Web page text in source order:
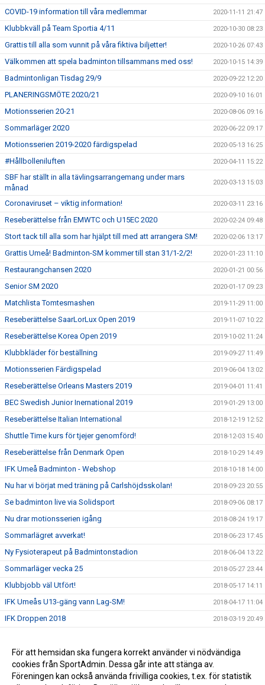
COVID-19 information till våra medlemmar 2020-11-11 21:47
Klubbkväll på Team Sportia 4/11 2020-10-30 08:23
Grattis till alla som vunnit på våra fiktiva biljetter! 2020-10-26 07:43
Välkommen att spela badminton tillsammans med oss! 2020-10-15 14:39
Badmintonligan Tisdag 29/9 2020-09-22 12:20
PLANERINGSMÖTE 2020/21 2020-09-10 16:01
Motionsserien 20-21 2020-08-06 09:16
Sommarläger 2020 2020-06-22 09:17
Motionsserien 2019-2020 färdigspelad 2020-05-13 16:25
#Hållbolleniluften 2020-04-11 15:22
SBF har ställt in alla tävlingsarrangemang under mars
månad
2020-03-13 15:03
Coronaviruset – viktig information! 2020-03-11 23:16
Reseberättelse från EMWTC och U15EC 2020 2020-02-24 09:48
Stort tack till alla som har hjälpt till med att arrangera SM! 2020-02-06 13:17
Grattis Umeå! Badminton-SM kommer till stan 31/1-2/2! 2020-01-23 11:10
Restaurangchansen 2020 2020-01-21 00:56
Senior SM 2020 2020-01-17 09:23
Matchlista Tomtesmashen 2019-11-29 11:00
Reseberättelse SaarLorLux Open 2019 2019-11-07 10:22
Reseberättelse Korea Open 2019 2019-10-02 11:24
Klubbkläder för beställning 2019-09-27 11:49
Motionsserien Färdigspelad 2019-06-04 13:02
Reseberättelse Orleans Masters 2019 2019-04-01 11:41
BEC Swedish Junior Inernational 2019 2019-01-29 13:00
Reseberättelse Italian International 2018-12-19 12:52
Shuttle Time kurs för tjejer genomförd! 2018-12-03 15:40
Reseberättelse från Denmark Open 2018-10-29 14:49
IFK Umeå Badminton - Webshop 2018-10-18 14:00
Nu har vi börjat med träning på Carlshöjdsskolan! 2018-09-23 20:55
Se badminton live via Solidsport 2018-09-06 08:17
Nu drar motionsserien igång 2018-08-24 19:17
Sommarlägret avverkat! 2018-06-23 17:45
Ny Fysioterapeut på Badmintonstadion 2018-06-04 13:22
Sommarläger vecka 25 2018-05-27 23:44
Klubbjobb väl Utfört! 2018-05-17 14:11
IFK Umeås U13-gäng vann Lag-SM! 2018-04-17 11:04
IFK Droppen 2018 2018-03-19 20:49
Bli medlem i Club Intersport! 2017-10-02 18:42
Grattis Badminton! 2017-09-11 12:43
För att hemsidan ska fungera korrekt använder vi nödvändiga
cookies från SportAdmin. Dessa går inte att stänga av.
Föreningen kan också använda frivilliga cookies, t.ex. för statistik